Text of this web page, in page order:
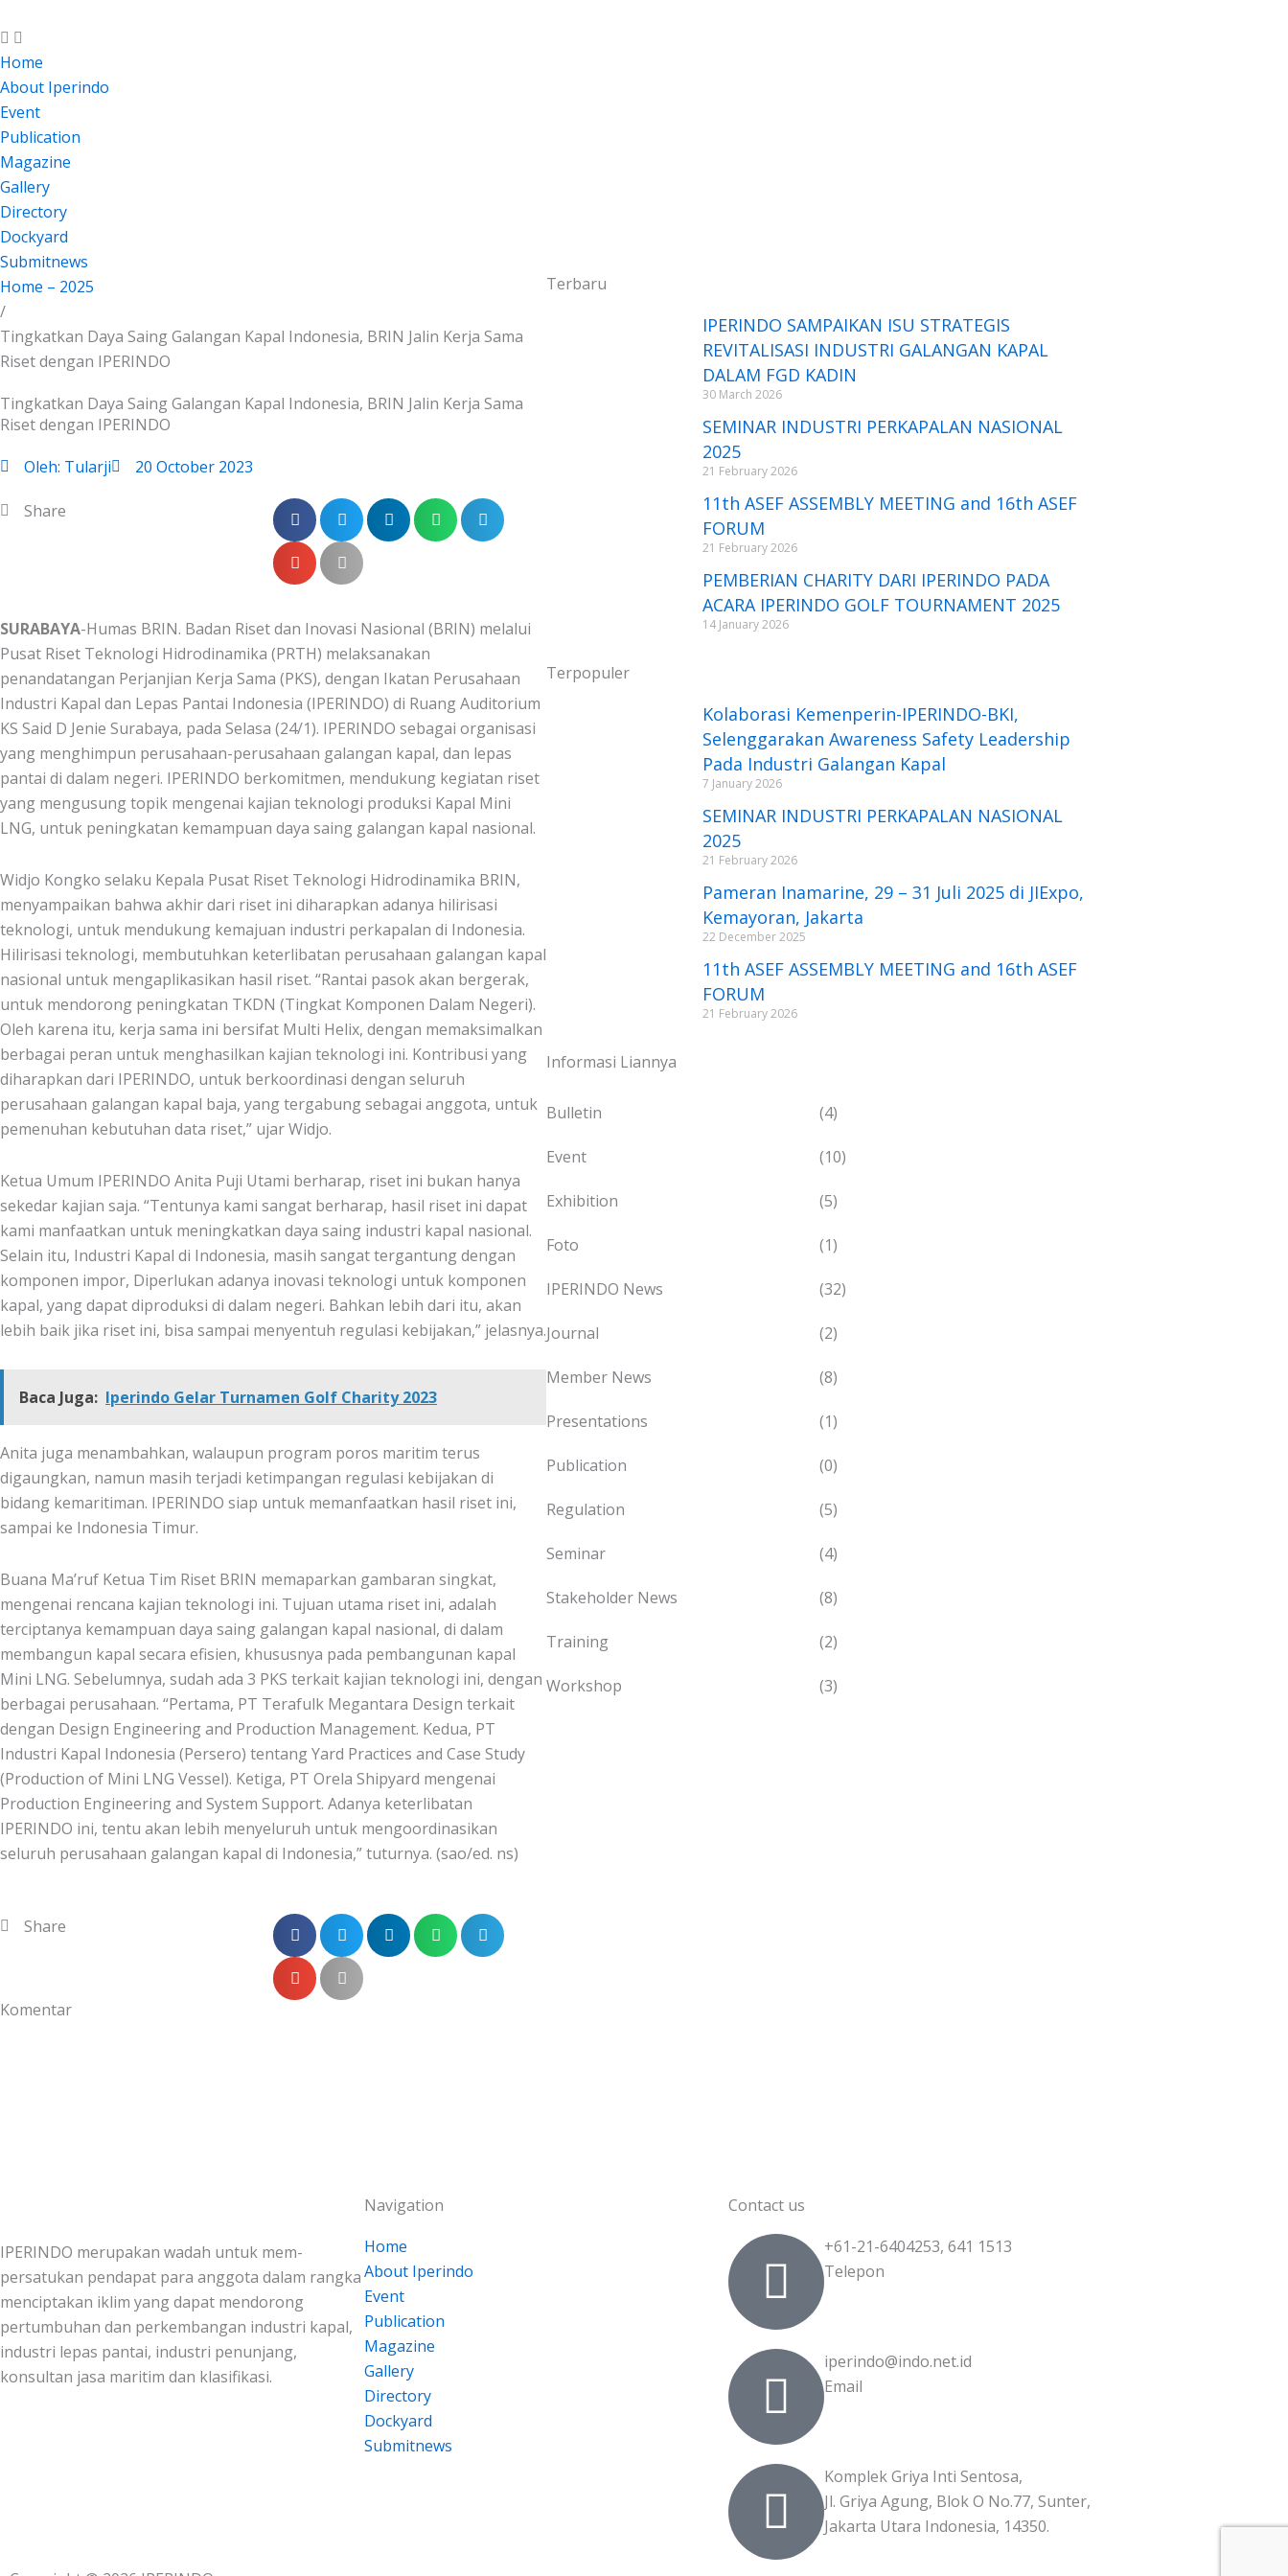
to
content
Home
About Iperindo
Event
Publication
Magazine
Gallery
Directory
Dockyard
Submitnews
Home – 2025
/
Tingkatkan Daya Saing Galangan Kapal Indonesia, BRIN Jalin Kerja Sama
Riset dengan IPERINDO
Tingkatkan Daya Saing Galangan Kapal Indonesia, BRIN Jalin Kerja Sama
Riset dengan IPERINDO
Oleh: Tularji 20 October 2023
Share
SURABAYA-Humas BRIN. Badan Riset dan Inovasi Nasional (BRIN) melalui
Pusat Riset Teknologi Hidrodinamika (PRTH) melaksanakan
penandatangan Perjanjian Kerja Sama (PKS), dengan Ikatan Perusahaan
Industri Kapal dan Lepas Pantai Indonesia (IPERINDO) di Ruang Auditorium
KS Said D Jenie Surabaya, pada Selasa (24/1). IPERINDO sebagai organisasi
yang menghimpun perusahaan-perusahaan galangan kapal, dan lepas
pantai di dalam negeri. IPERINDO berkomitmen, mendukung kegiatan riset
yang mengusung topik mengenai kajian teknologi produksi Kapal Mini
LNG, untuk peningkatan kemampuan daya saing galangan kapal nasional.
Widjo Kongko selaku Kepala Pusat Riset Teknologi Hidrodinamika BRIN,
menyampaikan bahwa akhir dari riset ini diharapkan adanya hilirisasi
teknologi, untuk mendukung kemajuan industri perkapalan di Indonesia.
Hilirisasi teknologi, membutuhkan keterlibatan perusahaan galangan kapal
nasional untuk mengaplikasikan hasil riset. “Rantai pasok akan bergerak,
untuk mendorong peningkatan TKDN (Tingkat Komponen Dalam Negeri).
Oleh karena itu, kerja sama ini bersifat Multi Helix, dengan memaksimalkan
berbagai peran untuk menghasilkan kajian teknologi ini. Kontribusi yang
diharapkan dari IPERINDO, untuk berkoordinasi dengan seluruh
perusahaan galangan kapal baja, yang tergabung sebagai anggota, untuk
pemenuhan kebutuhan data riset,” ujar Widjo.
Ketua Umum IPERINDO Anita Puji Utami berharap, riset ini bukan hanya
sekedar kajian saja. “Tentunya kami sangat berharap, hasil riset ini dapat
kami manfaatkan untuk meningkatkan daya saing industri kapal nasional.
Selain itu, Industri Kapal di Indonesia, masih sangat tergantung dengan
komponen impor, Diperlukan adanya inovasi teknologi untuk komponen
kapal, yang dapat diproduksi di dalam negeri. Bahkan lebih dari itu, akan
lebih baik jika riset ini, bisa sampai menyentuh regulasi kebijakan,” jelasnya.
Baca Juga: Iperindo Gelar Turnamen Golf Charity 2023
Anita juga menambahkan, walaupun program poros maritim terus
digaungkan, namun masih terjadi ketimpangan regulasi kebijakan di
bidang kemaritiman. IPERINDO siap untuk memanfaatkan hasil riset ini,
sampai ke Indonesia Timur.
Buana Ma’ruf Ketua Tim Riset BRIN memaparkan gambaran singkat,
mengenai rencana kajian teknologi ini. Tujuan utama riset ini, adalah
terciptanya kemampuan daya saing galangan kapal nasional, di dalam
membangun kapal secara efisien, khususnya pada pembangunan kapal
Mini LNG. Sebelumnya, sudah ada 3 PKS terkait kajian teknologi ini, dengan
berbagai perusahaan. “Pertama, PT Terafulk Megantara Design terkait
dengan Design Engineering and Production Management. Kedua, PT
Industri Kapal Indonesia (Persero) tentang Yard Practices and Case Study
(Production of Mini LNG Vessel). Ketiga, PT Orela Shipyard mengenai
Production Engineering and System Support. Adanya keterlibatan
IPERINDO ini, tentu akan lebih menyeluruh untuk mengoordinasikan
seluruh perusahaan galangan kapal di Indonesia,” tuturnya. (sao/ed. ns)
Share
Komentar
Terbaru
IPERINDO SAMPAIKAN ISU STRATEGIS
REVITALISASI INDUSTRI GALANGAN KAPAL
DALAM FGD KADIN
30 March 2026
SEMINAR INDUSTRI PERKAPALAN NASIONAL
2025
21 February 2026
11th ASEF ASSEMBLY MEETING and 16th ASEF
FORUM
21 February 2026
PEMBERIAN CHARITY DARI IPERINDO PADA
ACARA IPERINDO GOLF TOURNAMENT 2025
14 January 2026
Terpopuler
Kolaborasi Kemenperin-IPERINDO-BKI,
Selenggarakan Awareness Safety Leadership
Pada Industri Galangan Kapal
7 January 2026
SEMINAR INDUSTRI PERKAPALAN NASIONAL
2025
21 February 2026
Pameran Inamarine, 29 – 31 Juli 2025 di JIExpo,
Kemayoran, Jakarta
22 December 2025
11th ASEF ASSEMBLY MEETING and 16th ASEF
FORUM
21 February 2026
Informasi Liannya
Bulletin (4)
Event (10)
Exhibition (5)
Foto (1)
IPERINDO News (32)
Journal (2)
Member News (8)
Presentations (1)
Publication (0)
Regulation (5)
Seminar (4)
Stakeholder News (8)
Training (2)
Workshop (3)
IPERINDO merupakan wadah untuk mem-
persatukan pendapat para anggota dalam rangka
menciptakan iklim yang dapat mendorong
pertumbuhan dan perkembangan industri kapal,
industri lepas pantai, industri penunjang,
konsultan jasa maritim dan klasifikasi.
Navigation
Home
About Iperindo
Event
Publication
Magazine
Gallery
Directory
Dockyard
Submitnews
Contact us
+61-21-6404253, 641 1513
Telepon
iperindo@indo.net.id
Email
Komplek Griya Inti Sentosa,
Jl. Griya Agung, Blok O No.77, Sunter,
Jakarta Utara Indonesia, 14350.